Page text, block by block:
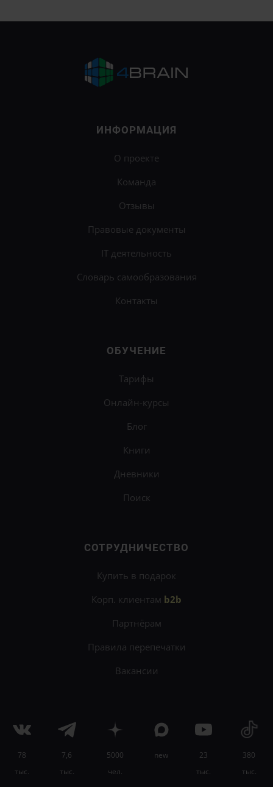
ИНФОРМАЦИЯ
О проекте
Команда
Отзывы
Правовые документы
IT деятельность
Словарь самообразования
Контакты
ОБУЧЕНИЕ
Тарифы
Онлайн-курсы
Блог
Книги
Дневники
Поиск
СОТРУДНИЧЕСТВО
Купить в подарок
Корп. клиентам b2b
Партнёрам
Правила перепечатки
Вакансии
78
тыс.
7,6
тыс.
5000
чел.
new
23
тыс.
380
тыс.